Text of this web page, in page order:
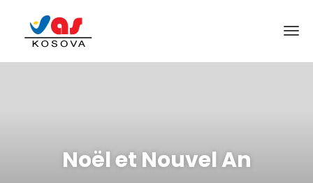
Noël et Nouvel An